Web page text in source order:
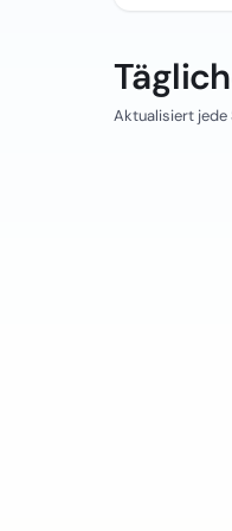
Aktualisiert jede